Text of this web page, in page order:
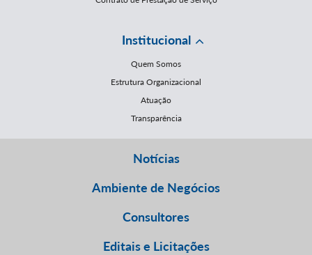
Institucional
Quem Somos
Estrutura Organizacional
Atuação
Transparência
Notícias
Ambiente de Negócios
Consultores
Editais e Licitações